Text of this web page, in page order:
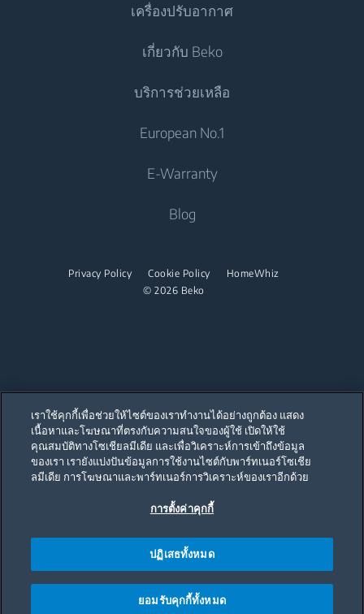
ตู้แช่แข็ง
เตาอบขนาดเล็ก
เตาอุ่นภาชนะอาหาร
เตาแบบตั้งอิสระ
เครื่องล้างจานแบบผนึกเฟอร์นิเจอ
เครื่องใช้ไฟฟ้าขนาดเล็ก
เครื่องชงกาแฟ
เครื่องคั้นน้ำผลไม้
เครื่องปั่น
เครื่องซักผ้าแบบตั้งอิสระ
เครื่องซักและอบผ้า
เครื่องซักและอบผ้าแบบตั้งอิสระ
เครื่องอบผ้า
เตาอบแบบผนึกเฟอร์นิเจอ
เตาอุ่นภาชนะอาหาร
เตาดูดควัน
เครื่องล้างจาน
เครื่องปรับอากาศ
แอร์
เครื่องทำน้ำอุ่น
เครื่องดูดฝุ่น
เกี่ยวกับ Beko
ติดต่อเรา
เกี่ยวกับเรา
ร่วมงานกับเรา
บริการช่วยเหลือ
European No.1
E-Warranty
Blog
© 2026 Beko
Privacy Policy Cookie Policy HomeWhiz
Our parent company, Beko has 55,000 employees throughout the world
with its global operations through its subsidiaries in 57 countries and 45
production facilities in 13 countries
(i.e. Türkiye, UK, Italy, Romania, Slovakia, Poland, South Africa, Russia,
Pakistan, India, Bangladesh, Thailand and China).
Beko became the largest white goods company in Europe with its
are home to over 2,300 researchers and hold more than 3,500
international registered patent applications to date.
เราใช้คุกกี้เพื่อช่วยให้ไซต์ของเราทำงานได้อย่างถูกต้อง แสดง
เนื้อหาและโฆษณาที่ตรงกับความสนใจของผู้ใช้ เปิดให้ใช้
คุณสมบัติทางโซเชียลมีเดีย และเพื่อวิเคราะห์การเข้าถึงข้อมูล
ของเรา เรายังแบ่งปันข้อมูลการใช้งานไซต์กับพาร์ทเนอร์โซเชีย
ลมีเดีย การโฆษณาและพาร์ทเนอร์การวิเคราะห์ของเราอีกด้วย
การตั้งค่าคุกกี้
ปฏิเสธทั้งหมด
ยอมรับคุกกี้ทั้งหมด